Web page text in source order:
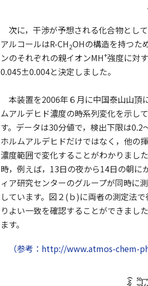
次に，干渉が予想される化合物とし
アルコールはR-CH2OHの構造を持つた
ンのそれぞれの親イオンMH+強度に対
0.045±0.004と決定しました。
本装置を2006年６月に中国泰山山頂
ムアルデヒド濃度の時系列変化を示し
す。データは30分値で，検出下限は
ホルムアルデヒドだけではなく，他の
濃度範囲で変化することがわかりまし
時，例えば，13日の夜から14日の朝に
ィア研究センターのグループが同時に
しています。図２(ｂ)に両者の測定法
りよい一致を確認することができまし
ます。
（参考：http://www.atmos-chem-